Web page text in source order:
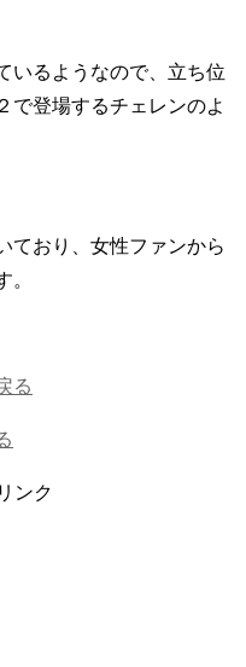
いるようなので、立ち位
で登場するチェレンのよ
ており、女性ファンから
。
る
ンク